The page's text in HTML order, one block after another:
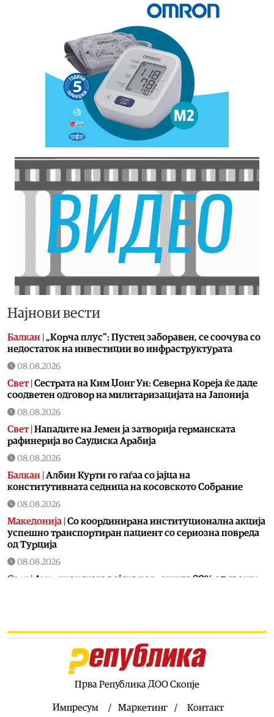
Најнови вести
Балкан „Корча плус“: Пустец заборавен, се соочува со
недостаток на инвестиции во инфраструктурата
08.08.2026
Свет| Сестрата на Ким Џонг Ун: Cеверна Кореја ќе даде
соодветен одговор на милитаризацијата на Јапонија
08.08.2026
Свет| Нападите на Јемен ја затворија германската
рафинерија во Саудиска Арабија
08.08.2026
Балкан Албин Курти го гаѓаа со јајца на
конститутивната седница на косовското Собрание
08.08.2026
Македонија Со координирана институционална акција
успешно транспортиран пациент со сериозна повреда
од Турција
08.08.2026
Свет | Американската војска потрошила 80% од своите
испратил осудени насилници
Повеќето земји од групата Г7 трошат повеќе за
отплата на долговите отколку за одбрана
Прва Република ДОО Скопје
Импресум Маркетинг Контакт